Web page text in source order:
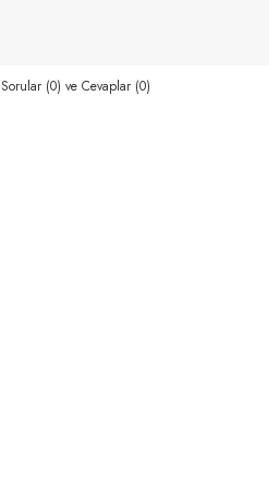
Sorular (0) ve Cevaplar (0)